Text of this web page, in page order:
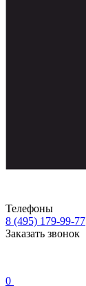
Телефоны
8 (495) 179-99-77
Заказать звонок
0